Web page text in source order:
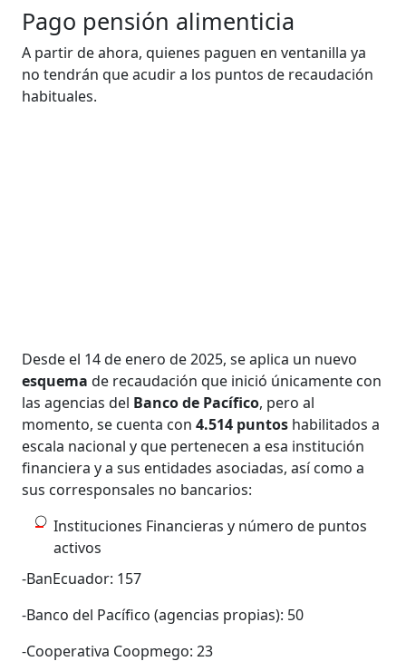
Pago pensión alimenticia
A partir de ahora, quienes paguen en ventanilla ya
no tendrán que acudir a los puntos de recaudación
habituales.
Desde el 14 de enero de 2025, se aplica un nuevo
esquema de recaudación que inició únicamente con
las agencias del Banco de Pacífico, pero al
momento, se cuenta con4.514 puntos habilitados a
escala nacional y que pertenecen a esa institución
financiera y a sus entidades asociadas, así como a
sus corresponsales no bancarios:
Instituciones Financieras y número de puntos
activos
-BanEcuador: 157
-Banco del Pacífico (agencias propias): 50
-Cooperativa Coopmego: 23